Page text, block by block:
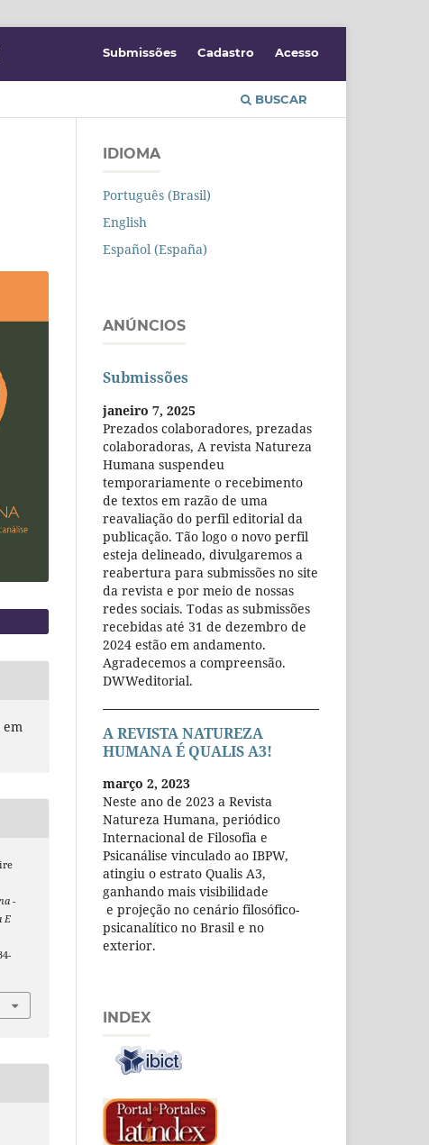
BUSCAR
Submissões Cadastro Acesso
em
-
E
IDIOMA
Português (Brasil)
English
Español (España)
ANÚNCIOS
Submissões
janeiro 7, 2025
Prezados colaboradores, prezadas
colaboradoras, A revista Natureza
Humana suspendeu
temporariamente o recebimento
de textos em razão de uma
reavaliação do perfil editorial da
publicação. Tão logo o novo perfil
esteja delineado, divulgaremos a
reabertura para submissões no site
da revista e por meio de nossas
redes sociais. Todas as submissões
recebidas até 31 de dezembro de
2024 estão em andamento.
Agradecemos a compreensão.
DWWeditorial.
A REVISTA NATUREZA
HUMANA É QUALIS A3!
março 2, 2023
Neste ano de 2023 a Revista
Natureza Humana, periódico
Internacional de Filosofia e
Psicanálise vinculado ao IBPW,
atingiu o estrato Qualis A3,
ganhando mais visibilidade
e projeção no cenário filosófico-
psicanalítico no Brasil e no
exterior.
INDEX